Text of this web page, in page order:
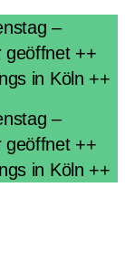
–
geöffnet ++
in Köln ++
–
geöffnet ++
in Köln ++